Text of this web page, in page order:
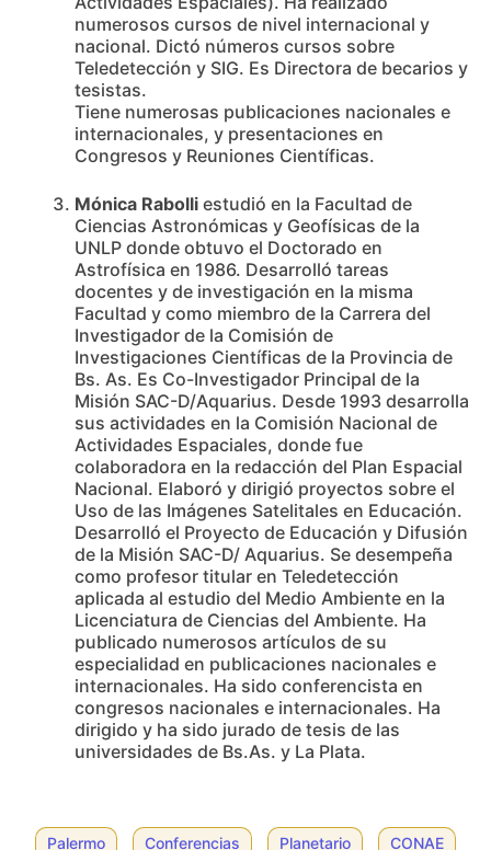
numerosos cursos de nivel internacional y
nacional. Dictó números cursos sobre
Teledetección y SIG. Es Directora de becarios y
tesistas.
Tiene numerosas publicaciones nacionales e
internacionales, y presentaciones en
Congresos y Reuniones Científicas.
Mónica Rabolli estudió en la Facultad de
Ciencias Astronómicas y Geofísicas de la
UNLP donde obtuvo el Doctorado en
Astrofísica en 1986. Desarrolló tareas
docentes y de investigación en la misma
Facultad y como miembro de la Carrera del
Investigador de la Comisión de
Investigaciones Científicas de la Provincia de
Bs. As. Es Co-Investigador Principal de la
Misión SAC-D/Aquarius. Desde 1993 desarrolla
sus actividades en la Comisión Nacional de
Actividades Espaciales, donde fue
colaboradora en la redacción del Plan Espacial
Nacional. Elaboró y dirigió proyectos sobre el
Uso de las Imágenes Satelitales en Educación.
Desarrolló el Proyecto de Educación y Difusión
de la Misión SAC-D/ Aquarius. Se desempeña
como profesor titular en Teledetección
aplicada al estudio del Medio Ambiente en la
Licenciatura de Ciencias del Ambiente. Ha
publicado numerosos artículos de su
especialidad en publicaciones nacionales e
internacionales. Ha sido conferencista en
congresos nacionales e internacionales. Ha
dirigido y ha sido jurado de tesis de las
universidades de Bs.As. y La Plata.
Palermo Conferencias Planetario CONAE